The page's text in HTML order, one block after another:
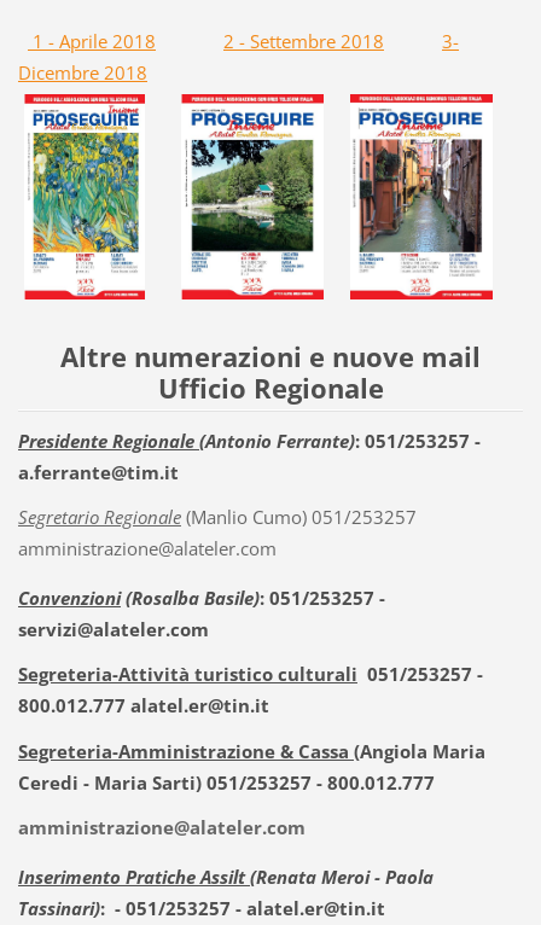
1 - Aprile 2018 2 - Settembre 2018
3-
Dicembre 2018
Altre numerazioni e nuove mail
Ufficio Regionale
Presidente Regionale (Antonio Ferrante): 051/253257 -
a.ferrante@tim.it
Segretario Regionale(Manlio Cumo) 051/253257
amministrazione@alateler.com
Convenzioni(Rosalba Basile): 051/253257 -
servizi@alateler.com
Segreteria-Attività turistico culturali 051/253257 -
800.012.777 alatel.er@tin.it
Segreteria-Amministrazione & Cassa (Angiola Maria
Ceredi - Maria Sarti) 051/253257 - 800.012.777
amministrazione@alateler.com
Inserimento Pratiche Assilt(Renata Meroi - Paola
Tassinari): - 051/253257 - alatel.er@tin.it